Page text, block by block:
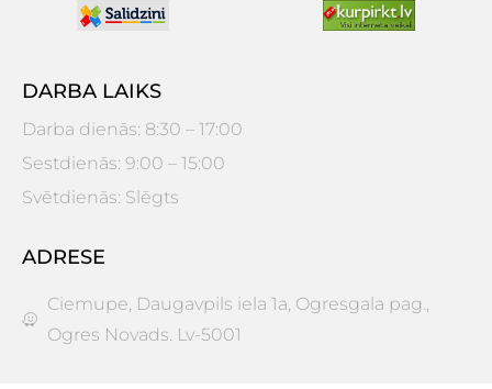
DARBA LAIKS
Darba dienās: 8:30 – 17:00
Sestdienās: 9:00 – 15:00
Svētdienās: Slēgts
ADRESE
Ciemupe, Daugavpils iela 1a, Ogresgala pag.,
Ogres Novads. Lv-5001